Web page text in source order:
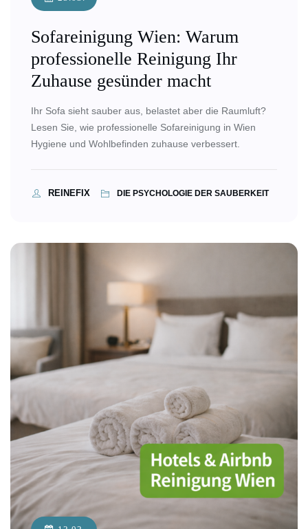
Sofareinigung Wien: Warum
professionelle Reinigung Ihr
Zuhause gesünder macht
Ihr Sofa sieht sauber aus, belastet aber die Raumluft?
Lesen Sie, wie professionelle Sofareinigung in Wien
Hygiene und Wohlbefinden zuhause verbessert.
REINEFIX DIE PSYCHOLOGIE DER SAUBERKEIT